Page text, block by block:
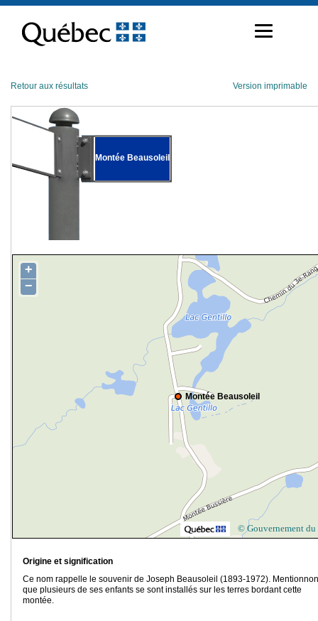
contenu
Retour aux résultats Version imprimable
Montée Beausoleil
Montée Beausoleil
+
−
© Gouvernement du
Origine et signification
Ce nom rappelle le souvenir de Joseph Beausoleil (1893-1972).
que plusieurs de ses enfants se sont installés sur les terres bordant cette
montée.